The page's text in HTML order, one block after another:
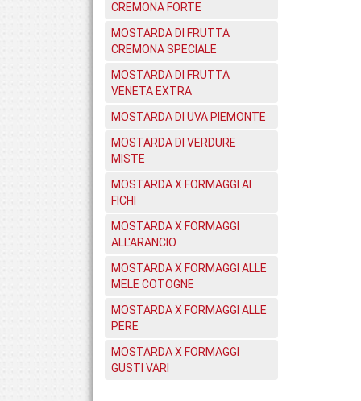
CREMONA FORTE
MOSTARDA DI FRUTTA
CREMONA SPECIALE
MOSTARDA DI FRUTTA
VENETA EXTRA
MOSTARDA DI UVA PIEMONTE
MOSTARDA DI VERDURE
MISTE
MOSTARDA X FORMAGGI AI
FICHI
MOSTARDA X FORMAGGI
ALL'ARANCIO
MOSTARDA X FORMAGGI ALLE
MELE COTOGNE
MOSTARDA X FORMAGGI ALLE
PERE
MOSTARDA X FORMAGGI
GUSTI VARI